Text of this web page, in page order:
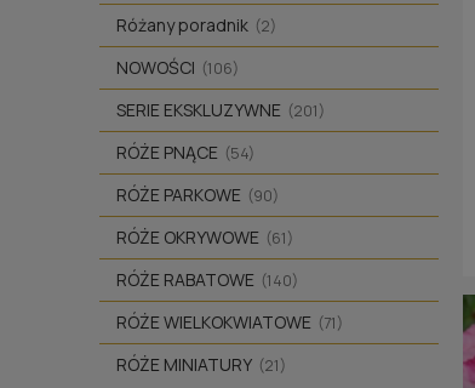
Różany poradnik (2)
NOWOŚCI (106)
SERIE EKSKLUZYWNE (201)
RÓŻE PNĄCE (54)
RÓŻE PARKOWE (90)
RÓŻE OKRYWOWE (61)
RÓŻE RABATOWE (140)
RÓŻE WIELKOKWIATOWE (71)
RÓŻE MINIATURY (21)